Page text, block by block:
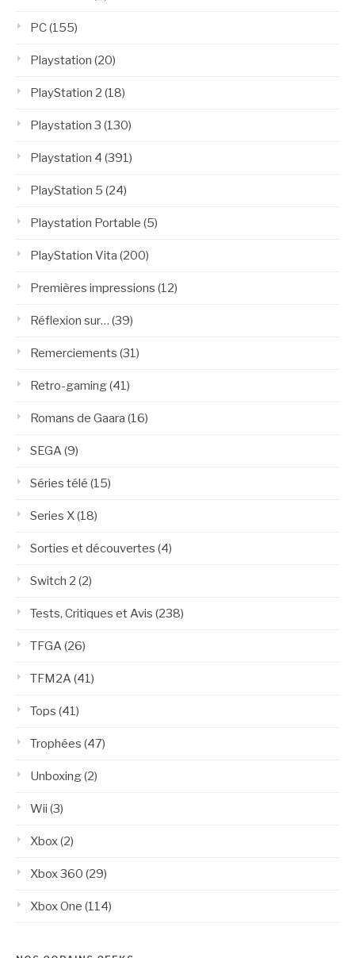
PC(155)
Playstation (20)
PlayStation 2 (18)
Playstation 3 (130)
Playstation 4 (391)
PlayStation 5 (24)
Playstation Portable (5)
PlayStation Vita (200)
Premières impressions (12)
Réflexion sur… (39)
Remerciements (31)
Retro-gaming(41)
Romans de Gaara (16)
SEGA(9)
Séries télé (15)
Series X(18)
Sorties et découvertes (4)
Switch 2 (2)
Tests, Critiques et Avis (238)
TFGA(26)
TFM2A(41)
Tops (41)
Trophées (47)
Unboxing(2)
Wii (3)
Xbox(2)
Xbox 360 (29)
Xbox One (114)